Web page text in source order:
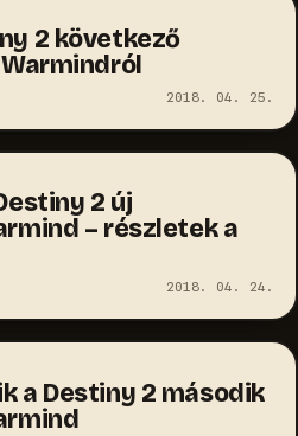
2 következő
2018. 04. 25.
2 új
– részletek a
2018. 04. 24.
a Destiny 2 második